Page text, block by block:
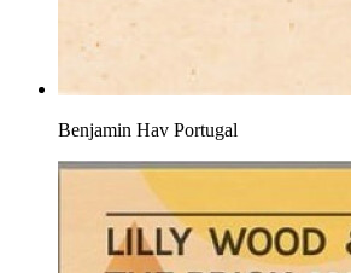
Benjamin Hav Portugal